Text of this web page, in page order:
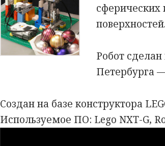
поверхностей.
Робот
Петербурга
Создан на базе конструктора
Используемое ПО: Lego NXT-G,